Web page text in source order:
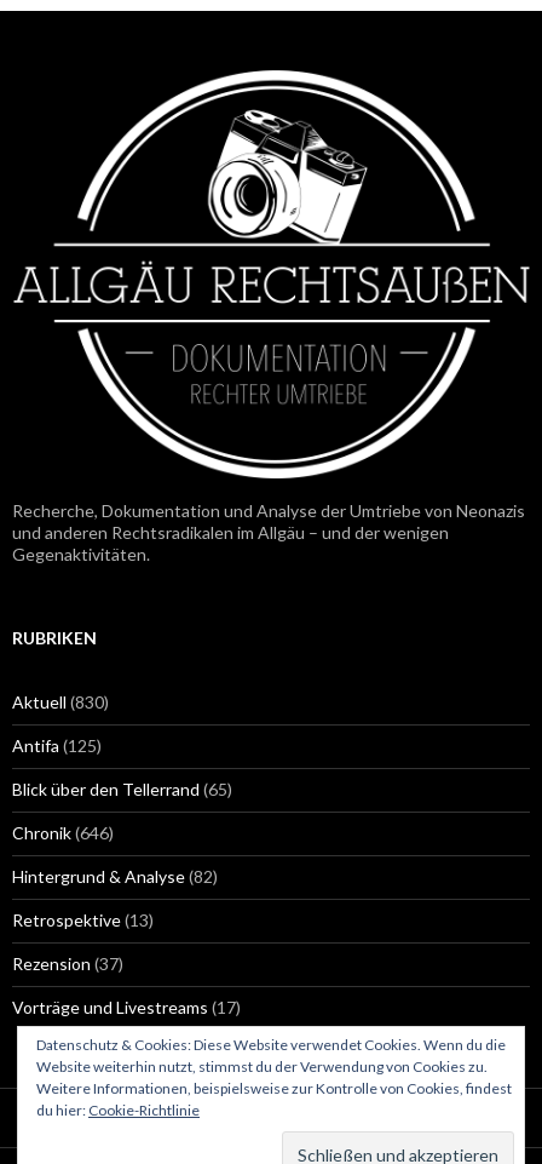
Recherche, Dokumentation und Analyse der Umtriebe von Neonazis
und anderen Rechtsradikalen im Allgäu – und der wenigen
Gegenaktivitäten.
RUBRIKEN
Aktuell (830)
Antifa (125)
Blick über den Tellerrand (65)
Chronik(646)
Hintergrund & Analyse(82)
Retrospektive(13)
Rezension (37)
Vorträge und Livestreams (17)
Datenschutz & Cookies: Diese Website verwendet Cookies. Wenn du die
Website weiterhin nutzt, stimmst du der Verwendung von Cookies zu.
Weitere Informationen, beispielsweise zur Kontrolle von Cookies, findest
du hier: Cookie-Richtlinie